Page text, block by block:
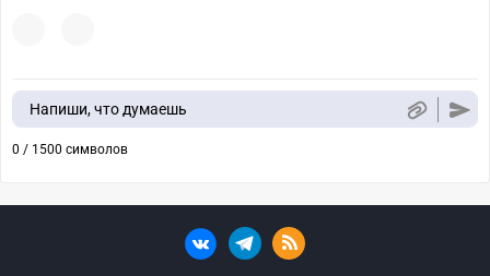
Напиши, что думаешь
0 / 1500 символов